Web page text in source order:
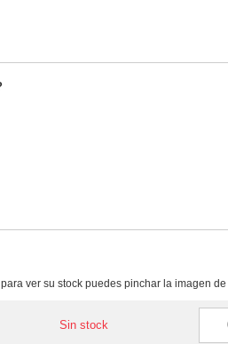
ver su stock puedes pinchar la imagen
Sin stock